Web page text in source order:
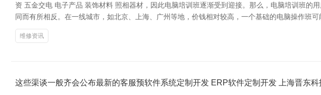
资 五金交电 电子产品 装饰材料 照相器材，因此电脑培训班逐渐受到迎接。那么，电脑培训班
同而有所相反。在一线城市，如北京、上海、广州等地，价钱相对较高，一个基础的电脑操作班
维修资讯
这些渠谈一般齐会公布最新的客服预软件系统定制开发 ERP软件定制开发 上海晋东